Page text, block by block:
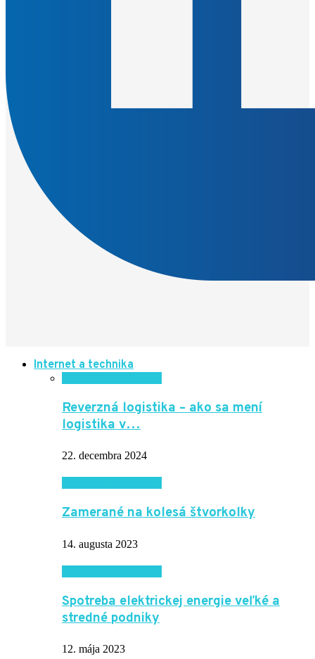
Internet a technika
Reverzná logistika – ako sa mení
logistika v…
22. decembra 2024
Zamerané na kolesá štvorkolky
14. augusta 2023
Spotreba elektrickej energie veľké a
stredné podniky
12. mája 2023